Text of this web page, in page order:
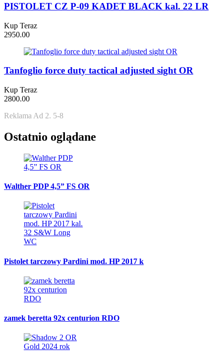
PISTOLET CZ P-09 KADET BLACK kal. 22 LR
Kup Teraz
2950.00
Tanfoglio force duty tactical adjusted sight OR
Kup Teraz
2800.00
Reklama Ad 2. 5-8
Ostatnio oglądane
Walther PDP 4,5” FS OR
Pistolet tarczowy Pardini mod. HP 2017 k
zamek beretta 92x centurion RDO